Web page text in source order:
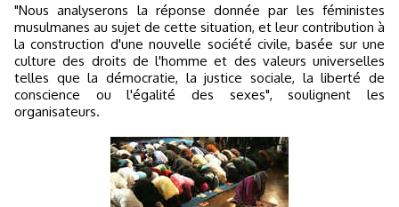
"Nous analyserons la réponse donnée par les féministes
musulmanes au sujet de cette situation, et leur contribution à
la construction d'une nouvelle société civile, basée sur une
culture des droits de l'homme et des valeurs universelles
telles que la démocratie, la justice sociale, la liberté de
conscience ou l'égalité des sexes", soulignent les
organisateurs.